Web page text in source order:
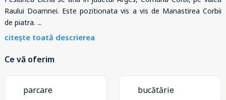
Raului Doamnei. Este pozitionata vis a vis de Manastirea Corbii
de piatra. ...
citește toată descrierea
Ce vă oferim
parcare bucătărie